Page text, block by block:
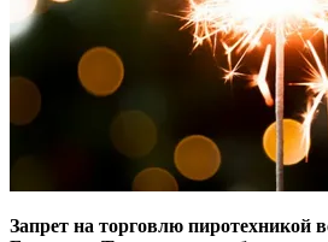
Запрет на торговлю пиротехникой